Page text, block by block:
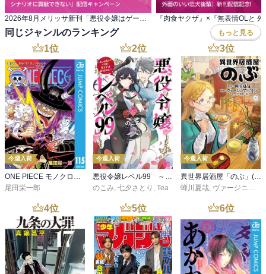
同じジャンルのランキング もっと見る
1位
今週入荷
ONE PIECE モノクロ版 115
尾田栄一郎
2位
今週入荷
悪役令嬢レベル99 ～私は裏ボスですが魔王ではありません～ その６
のこみ, 七夕さとり , Tea
3位
今週入荷
異世界居酒屋「のぶ」(22)
蝉川夏哉, ヴァージニア二等兵
4位 5位 6位